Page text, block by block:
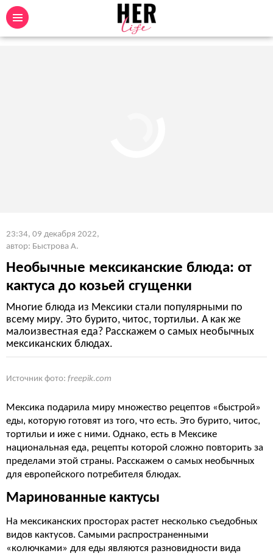
23:34, 09 декабря 2022,
автор: Быстрова А.
Необычные мексиканские блюда: от
кактуса до козьей сгущенки
Многие блюда из Мексики стали популярными по
всему миру. Это бурито, читос, тортильи. А как же
малоизвестная еда? Расскажем о самых необычных
мексиканских блюдах.
Источник фото: freepik.com
Мексика подарила миру множество рецептов «быстрой»
еды, которую готовят из того, что есть. Это бурито, читос,
тортильи и иже с ними. Однако, есть в Мексике
национальная еда, рецепты которой сложно повторить за
пределами этой страны. Расскажем о самых необычных
для европейского потребителя блюдах.
Маринованные кактусы
На мексиканских просторах растет несколько съедобных
видов кактусов. Самыми распространенными
«колючками» для еды являются разновидности вида